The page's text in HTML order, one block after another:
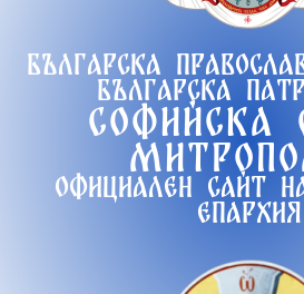
Българска
Българска
Софийска
Официален сайт
епархия